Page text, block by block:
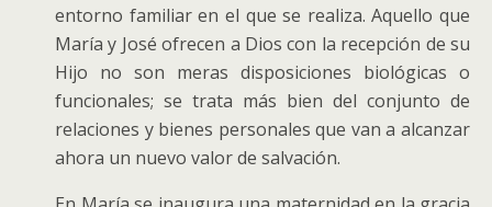
entorno familiar en el que se realiza. Aquello que
María y José ofrecen a Dios con la recepción de su
Hijo no son meras disposiciones biológicas o
funcionales; se trata más bien del conjunto de
relaciones y bienes personales que van a alcanzar
ahora un nuevo valor de salvación.